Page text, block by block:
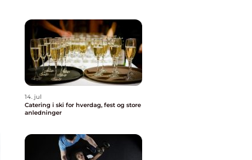
14. jul
Catering i ski for hverdag, fest og store
anledninger